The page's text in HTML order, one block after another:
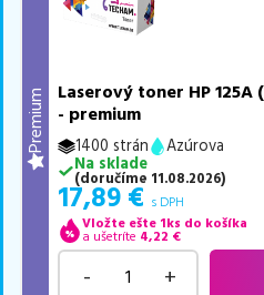
Premium
Laserový toner HP 125A
- premium
1400 strán
Azúrova
Na sklade
(doručíme 11.08.2026)
17,89 € s DPH
Vložte ešte 1ks do košíka
a ušetríte 4,22 €
- +